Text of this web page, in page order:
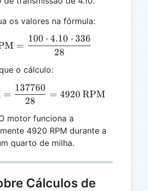
os valores na fórmula:
\text{RPM} =
=
28
100 ⋅ 4.10 ⋅ 336
o cálculo:
\text{RPM} =
=
28
137760
= 4920 RPM
motor funciona a
4920 RPM durante a
quarto de milha.
Cálculos de